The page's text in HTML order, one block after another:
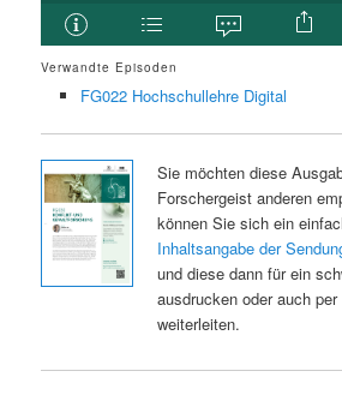
Verwandte Episoden
FG022 Hochschullehre Digital
Sie möchten diese
Forschergeist anderen
können Sie sich ein
Inhaltsangabe der
und diese dann für ein
ausdrucken oder auch per
weiterleiten.